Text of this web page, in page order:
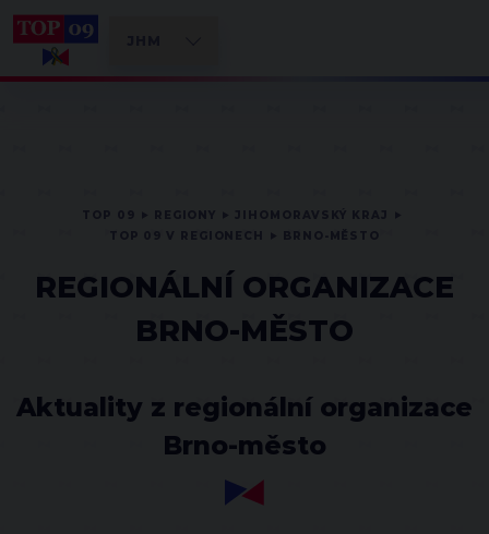
REGIONÁLNÍ ORGANIZACE
BRNO-MĚSTO
Aktuality z regionální organizace
Brno-město